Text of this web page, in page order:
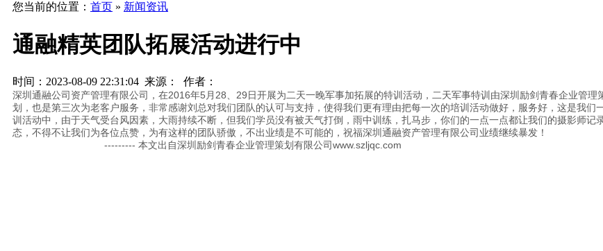
您当前的位置： 首页 » 新闻资讯
通融精英团队拓展活动进行中
时间：2023-08-09 22:31:04 来源： 作者：
深圳通融公司资产管理有限公司，在2016年5月28、29日开展为二天一晚军事加拓展的特训活动，二天军事特训由深圳励剑青春企业管理
划，也是第三次为老客户服务，非常感谢刘总对我们团队的认可与支持，使得我们更有理由把每一次的培训活动做好，服务好，这是我们
训活动中，由于天气受台风因素，大雨持续不断，但我们学员没有被天气打倒，雨中训练，扎马步，你们的一点一点都让我们的摄影师记
态，不得不让我们为各位点赞，为有这样的团队骄傲，不出业绩是不可能的，祝福深圳通融资产管理有限公司业绩继续暴发！
--------- 本文出自深圳励剑青春企业管理策划有限公司www.szljqc.com